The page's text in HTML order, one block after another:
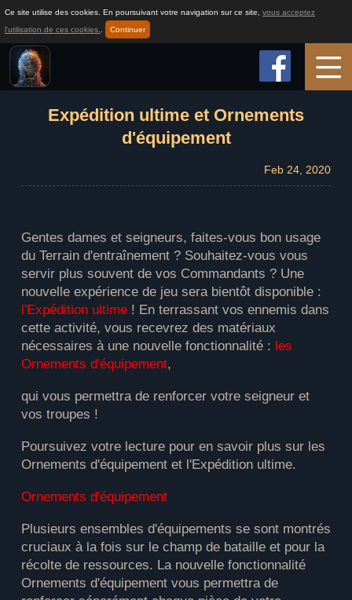
Ce site utilise des cookies. En poursuivant votre navigation sur ce site, vous acceptez
l'utilisation de ces cookies.
Continuer
Accueil
Infos sur le jeu
Actualité
Support
Expédition ultime et Ornements
d'équipement
Feb 24, 2020
Gentes dames et seigneurs, faites-vous bon usage
du Terrain d'entraînement ? Souhaitez-vous vous
servir plus souvent de vos Commandants ? Une
nouvelle expérience de jeu sera bientôt disponible :
l'Expédition ultime! En terrassant vos ennemis dans
cette activité, vous recevrez des matériaux
nécessaires à une nouvelle fonctionnalité : les
Ornements d'équipement,
qui vous permettra de renforcer votre seigneur et
vos troupes !
Poursuivez votre lecture pour en savoir plus sur les
Ornements d'équipement et l'Expédition ultime.
Ornements d'équipement
Plusieurs ensembles d'équipements se sont montrés
cruciaux à la fois sur le champ de bataille et pour la
récolte de ressources. La nouvelle fonctionnalité
Ornements d'équipement vous permettra de